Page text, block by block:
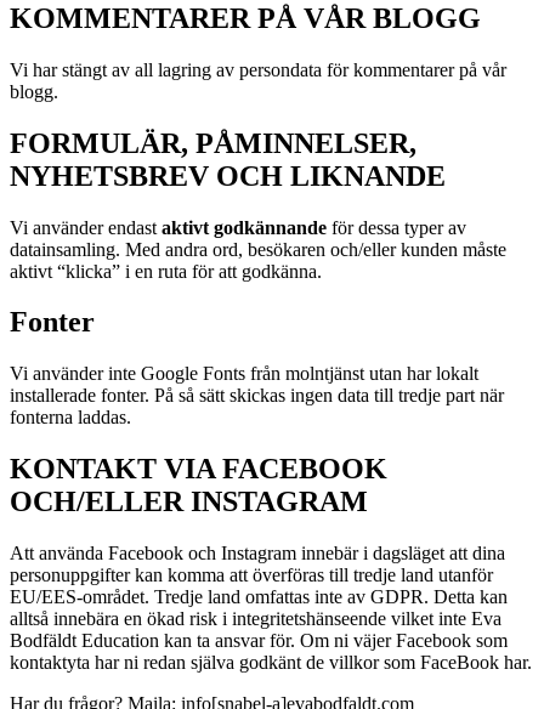
KOMMENTARER PÅ VÅR BLOGG
Vi har stängt av all lagring av persondata för kommentarer på vår
blogg.
FORMULÄR, PÅMINNELSER,
NYHETSBREV OCH LIKNANDE
Vi använder endast aktivt godkännande för dessa typer av
datainsamling. Med andra ord, besökaren och/eller kunden måste
aktivt “klicka” i en ruta för att godkänna.
Fonter
Vi använder inte Google Fonts från molntjänst utan har lokalt
installerade fonter. På så sätt skickas ingen data till tredje part när
fonterna laddas.
KONTAKT VIA FACEBOOK
OCH/ELLER INSTAGRAM
Att använda Facebook och Instagram innebär i dagsläget att dina
personuppgifter kan komma att överföras till tredje land utanför
EU/EES-området. Tredje land omfattas inte av GDPR. Detta kan
alltså innebära en ökad risk i integritetshänseende vilket inte Eva
Bodfäldt Education kan ta ansvar för. Om ni väjer Facebook som
kontaktyta har ni redan själva godkänt de villkor som FaceBook har.
Har du frågor? Maila: info[snabel-a]evabodfaldt.com